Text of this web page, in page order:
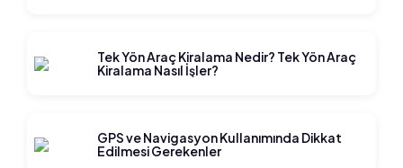
Tek Yön Araç Kiralama Nedir? Tek Yön Araç
Kiralama Nasıl İşler?
GPS ve Navigasyon Kullanımında Dikkat
Edilmesi Gerekenler